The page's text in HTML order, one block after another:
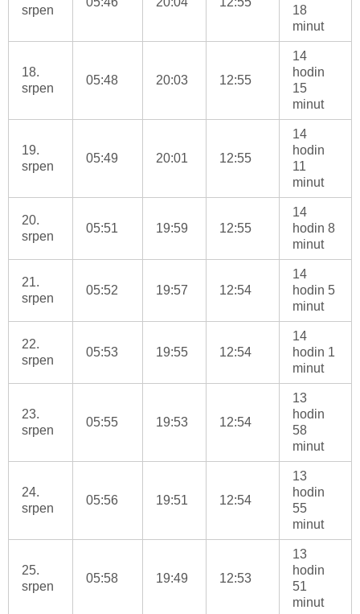
srpen
18
minut
18.
srpen
05:48 20:03 12:55
14
hodin
15
minut
19.
srpen
05:49 20:01 12:55
14
hodin
11
minut
20.
srpen
05:51 19:59 12:55
14
hodin 8
minut
21.
srpen
05:52 19:57 12:54
14
hodin 5
minut
22.
srpen
05:53 19:55 12:54
14
hodin 1
minut
23.
srpen
05:55 19:53 12:54
13
hodin
58
minut
24.
srpen
05:56 19:51 12:54
13
hodin
55
minut
25.
srpen
05:58 19:49 12:53
13
hodin
51
minut